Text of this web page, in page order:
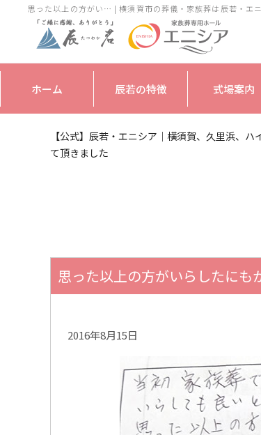
思った以上の方がい… | 横須賀市の葬儀・家族葬は辰若・エ
ホーム 辰若の特徴 式場案内
【公式】辰若・エニシア｜横須賀、久里浜、
て頂きました
思った以上の方がいらしたにも
2016年8月15日